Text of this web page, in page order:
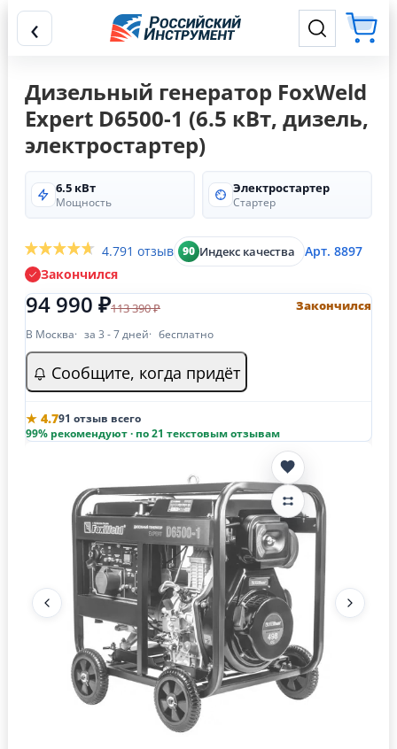
‹
Дизельный генератор FoxWeld
Expert D6500-1 (6.5 кВт, дизель,
электростартер)
6.5 кВт
Мощность
Электростартер
Стартер
4.791 отзыв 90 Индекс качества
Арт. 8897
Закончился
94 990 ₽113 390 ₽ Закончился
В Москва за 3 - 7 дней бесплатно
Сообщите, когда придёт
★ 4.791 отзыв всего
99% рекомендуют · по 21 текстовым отзывам